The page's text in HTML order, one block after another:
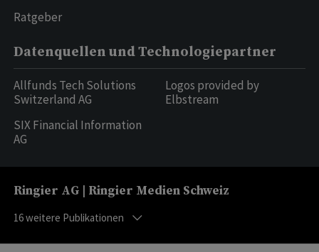
Ratgeber
Datenquellen und Technologiepartner
Allfunds Tech Solutions
Switzerland AG
SIX Financial Information
AG
Logos provided by
Elbstream
Ringier AG | Ringier Medien Schweiz
16weitere Publikationen